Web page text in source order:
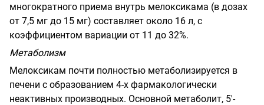
многократного приема внутрь мелоксикама (в дозах
от 7,5 мг до 15 мг) составляет около 16 л, с
коэффициентом вариации от 11 до 32%.
Метаболизм
Мелоксикам почти полностью метаболизируется в
печени с образованием 4-х фармакологически
неактивных производных. Основной метаболит, 5'-